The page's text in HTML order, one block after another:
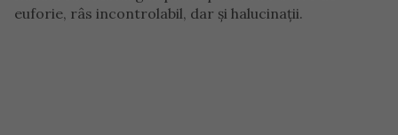
euforie, râs incontrolabil, dar și halucinații.